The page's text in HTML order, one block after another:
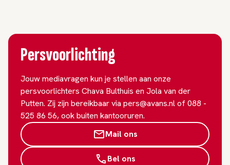
Persvoorlichting
Jouw mediavragen kun je stellen aan onze
persvoorlichters Chava Bulthuis en Jola van der
Putten. Zij zijn bereikbaar via pers@avans.nl of 088 -
525 86 56, ook buiten kantooruren.
Mail ons
Bel ons